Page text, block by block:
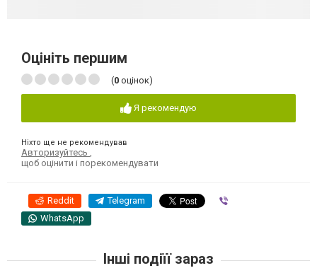
Оцініть першим
(0 оцінок)
Я рекомендую
Ніхто ще не рекомендував
Авторизуйтесь ,
щоб оцінити і порекомендувати
Reddit Telegram
WhatsApp
Інші подіїї зараз